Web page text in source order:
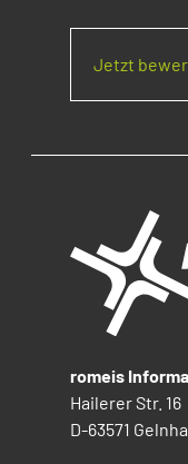
Jetzt
romeis
Hailerer Str. 16
D-63571